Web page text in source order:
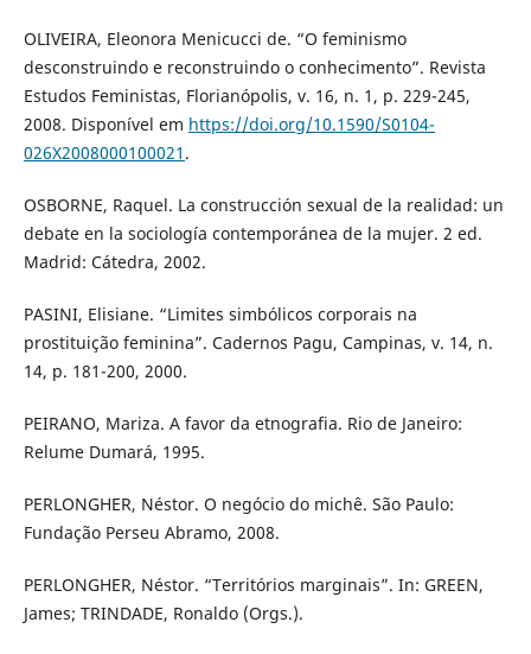
OLIVEIRA, Eleonora Menicucci de. “O feminismo
desconstruindo e reconstruindo o conhecimento”. Revista
Estudos Feministas, Florianópolis, v. 16, n. 1, p. 229-245,
2008. Disponível em https://doi.org/10.1590/S0104-
026X2008000100021 .
OSBORNE, Raquel. La construcción sexual de la realidad: un
debate en la sociología contemporánea de la mujer. 2 ed.
Madrid: Cátedra, 2002.
PASINI, Elisiane. “Limites simbólicos corporais na
prostituição feminina”. Cadernos Pagu, Campinas, v. 14, n.
14, p. 181-200, 2000.
PEIRANO, Mariza. A favor da etnografia. Rio de Janeiro:
Relume Dumará, 1995.
PERLONGHER, Néstor. O negócio do michê. São Paulo:
Fundação Perseu Abramo, 2008.
PERLONGHER, Néstor. “Territórios marginais”. In: GREEN,
James; TRINDADE, Ronaldo (Orgs.).